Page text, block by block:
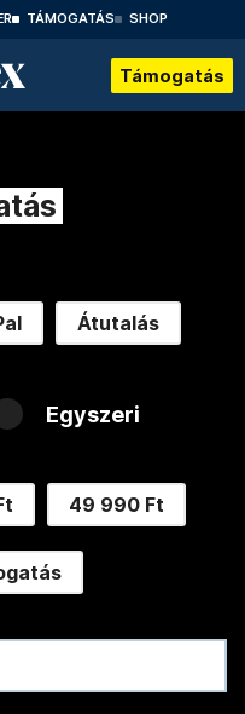
TÁMOGATÁS SHOP
Támogatás
Átutalás
Egyszeri
49 990 Ft